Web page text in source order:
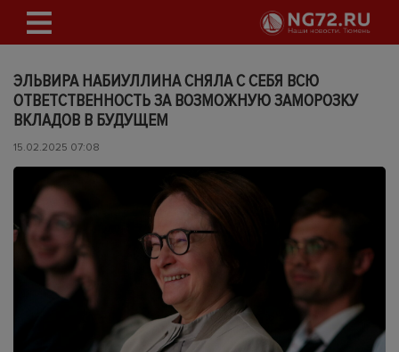
ЭЛЬВИРА НАБИУЛЛИНА СНЯЛА С СЕБЯ ВСЮ
ОТВЕТСТВЕННОСТЬ ЗА ВОЗМОЖНУЮ ЗАМОРОЗКУ
ВКЛАДОВ В БУДУЩЕМ
15.02.2025 07:08